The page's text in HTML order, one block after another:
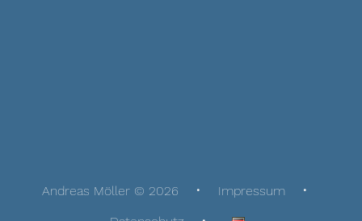
Andreas Möller © 2026
Impressum